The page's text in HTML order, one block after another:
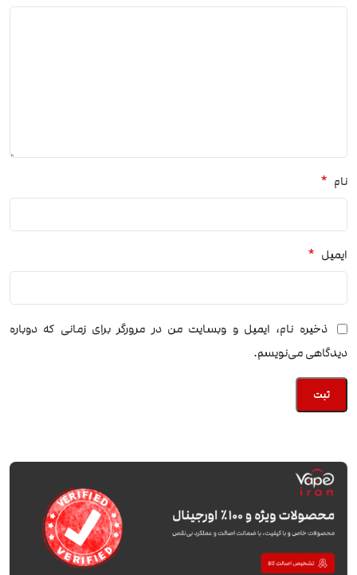
نام *
ایمیل *
ذخیره نام، ایمیل و وبسایت من در مرورگر برای زمانی که دوباره
دیدگاهی می‌نویسم.